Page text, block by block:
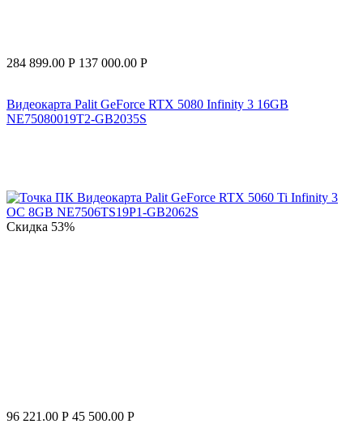
284 899.00 Р 137 000.00 Р
Видеокарта Palit GeForce RTX 5080 Infinity 3 16GB
NE75080019T2-GB2035S
Скидка 53%
96 221.00 Р 45 500.00 Р